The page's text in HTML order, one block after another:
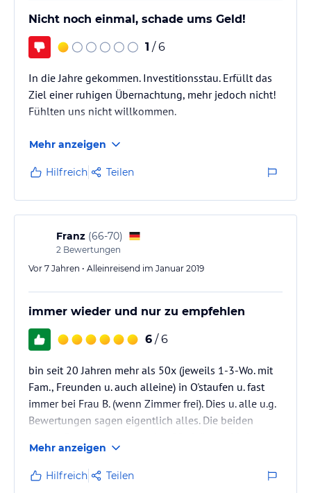
Nicht noch einmal, schade ums Geld!
1 / 6
In die Jahre gekommen. Investitionsstau. Erfüllt das
Ziel einer ruhigen Übernachtung, mehr jedoch nicht!
Fühlten uns nicht willkommen.
Mehr anzeigen
Hilfreich Teilen
Franz (66-70)
2 Bewertungen
Vor 7 Jahren • Alleinreisend im Januar 2019
immer wieder und nur zu empfehlen
6 / 6
bin seit 20 Jahren mehr als 50x (jeweils 1-3-Wo. mit
Fam., Freunden u. auch alleine) in O'staufen u. fast
immer bei Frau B. (wenn Zimmer frei). Dies u. alle u.g.
Bewertungen sagen eigentlich alles. Die beiden
gleiche Paar) stammen wohl von notorischen
Nörglern, denn das "Gästehaus Staufen" kann nur
bestens weiter empfohlen werden.
Mehr anzeigen
Hilfreich Teilen